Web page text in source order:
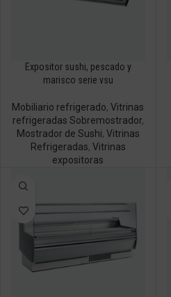
Expositor sushi, pescado y
marisco serie vsu
Mobiliario refrigerado,Vitrinas
refrigeradas Sobremostrador,
Mostrador de Sushi, Vitrinas
Refrigeradas, Vitrinas
expositoras